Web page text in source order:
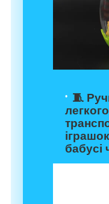
🧵
легкого
бабусі